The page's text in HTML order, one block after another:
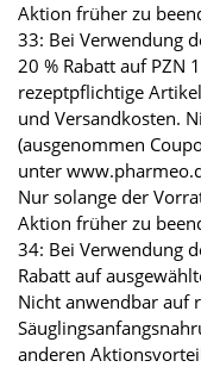
Aktion früher zu
33: Bei Verwendung
20 % Rabatt auf PZN
rezeptpflichtige
und Versandkosten.
(ausgenommen
unter
Nur solange der
Aktion früher zu
34: Bei Verwendung
Rabatt auf
Nicht anwendbar auf
anderen